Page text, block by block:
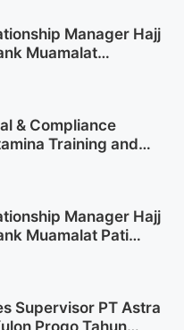
Manager Hajj
Muamalat
& Compliance
Training and
Manager Hajj
Muamalat Pati
Supervisor PT Astra
Progo Tahun